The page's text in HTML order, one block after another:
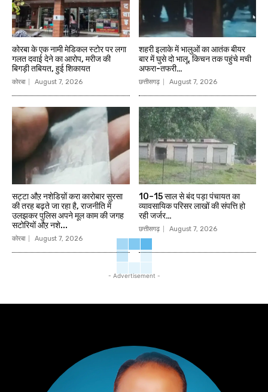
कोरबा के एक नामी मेडिकल स्टोर पर लगा
गलत दवाई देने का आरोप, मरीज की
बिगड़ी तबियत, हुई शिकायत
कोरबा August 7, 2026
शहरी इलाके में भालुओं का आतंक बीयर
बार में घुसे दो भालू, किचन तक पहुंचे मची
अफरा-तफरी…
छत्तीसगढ़ August 7, 2026
सट्टा औऱ नशेडिय़ों करा कारोबार सुरसा
की तरह बढ़ते जा रहा है, राजनीति में
उलझकर पुलिस अपने मूल काम की जगह
सटोरियों औऱ नशे...
कोरबा August 7, 2026
10–15 साल से बंद पड़ा पंचायत का
व्यावसायिक परिसर लाखों की संपत्ति हो
रही जर्जर…
छत्तीसगढ़ August 7, 2026
- Advertisement -